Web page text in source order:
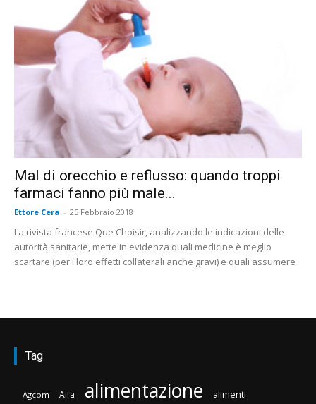
Mal di orecchio e reflusso: quando troppi
farmaci fanno più male...
Ettore Cera - 25 Febbraio 2018
La rivista francese Que Choisir, analizzando le indicazioni delle
autorità sanitarie, mette in evidenza quali medicine è meglio
scartare (per i loro effetti collaterali anche gravi) e quali assumere
Tag
Agcom Aifa alimentazione alimenti